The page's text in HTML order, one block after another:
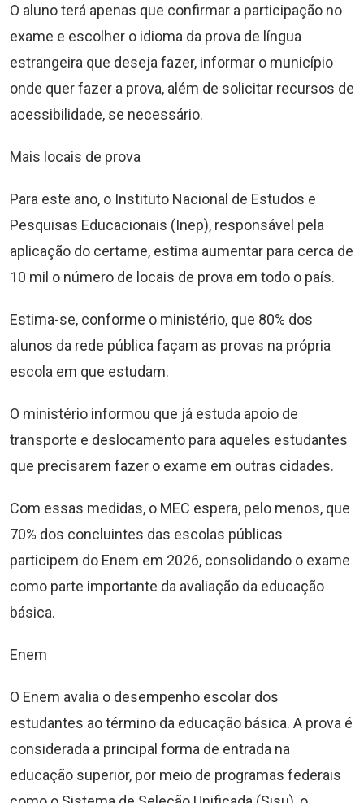
O aluno terá apenas que confirmar a participação no
exame e escolher o idioma da prova de língua
estrangeira que deseja fazer, informar o município
onde quer fazer a prova, além de solicitar recursos de
acessibilidade, se necessário.
Mais locais de prova
Para este ano, o Instituto Nacional de Estudos e
Pesquisas Educacionais (Inep), responsável pela
aplicação do certame, estima aumentar para cerca de
10 mil o número de locais de prova em todo o país.
Estima-se, conforme o ministério, que 80% dos
alunos da rede pública façam as provas na própria
escola em que estudam.
O ministério informou que já estuda apoio de
transporte e deslocamento para aqueles estudantes
que precisarem fazer o exame em outras cidades.
Com essas medidas, o MEC espera, pelo menos, que
70% dos concluintes das escolas públicas
participem do Enem em 2026, consolidando o exame
como parte importante da avaliação da educação
básica.
Enem
O Enem avalia o desempenho escolar dos
estudantes ao término da educação básica. A prova é
considerada a principal forma de entrada na
educação superior, por meio de programas federais